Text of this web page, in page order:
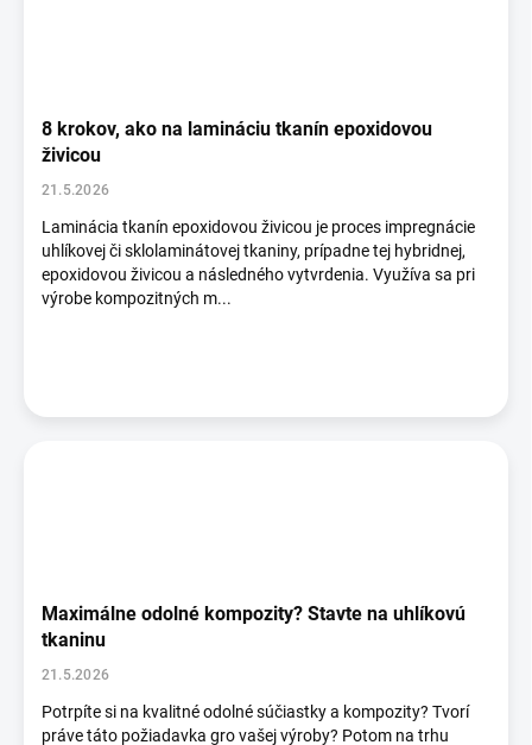
8 krokov, ako na lamináciu tkanín epoxidovou
živicou
21.5.2026
Laminácia tkanín epoxidovou živicou je proces impregnácie
uhlíkovej či sklolaminátovej tkaniny, prípadne tej hybridnej,
epoxidovou živicou a následného vytvrdenia. Využíva sa pri
výrobe kompozitných m...
Maximálne odolné kompozity? Stavte na uhlíkovú
tkaninu
21.5.2026
Potrpíte si na kvalitné odolné súčiastky a kompozity? Tvorí
práve táto požiadavka gro vašej výroby? Potom na trhu